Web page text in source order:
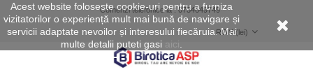
Comenzi telefonice la : 0734649749
RON (lei)
Acest website foloseste cookie-uri pentru a furniza
vizitatorilor o experiență mult mai bună de navigare și
servicii adaptate nevoilor și interesului fiecăruia. Mai
multe detalii puteti gasi aici